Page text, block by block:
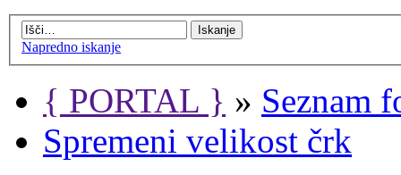
Napredno iskanje
{ PORTAL } » Seznam
Spremeni velikost črk